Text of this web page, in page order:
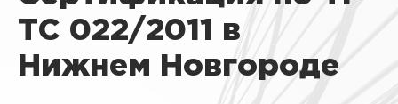
ТС 022/2011 в
Нижнем Новгороде